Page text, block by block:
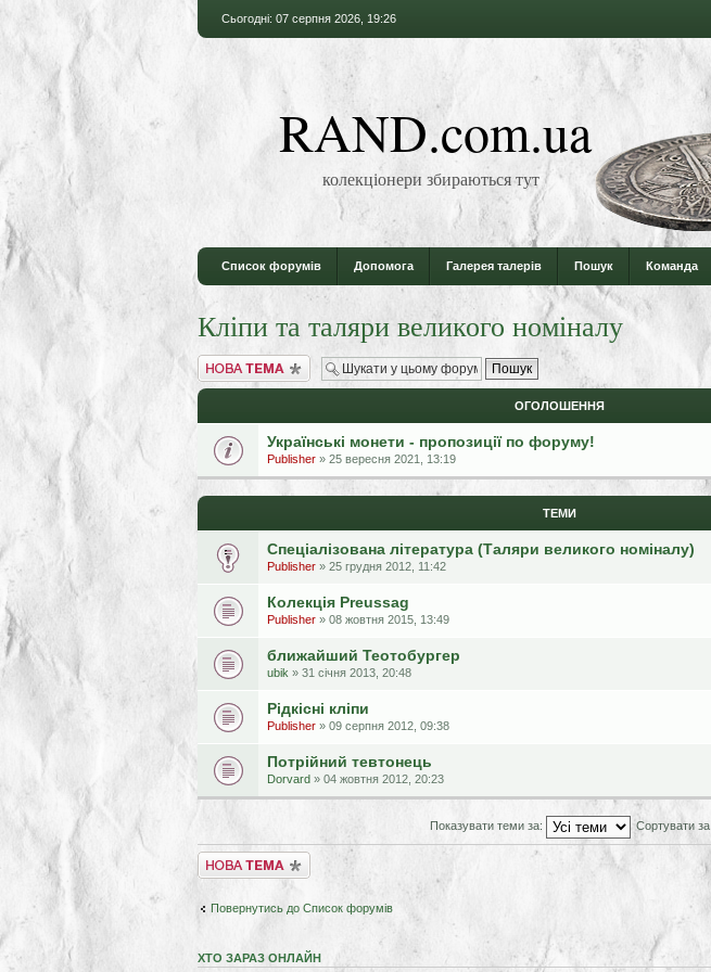
Сьогодні: 07 серпня 2026, 19:26
RAND.com.ua
колекціонери збираються тут
Список форумів Допомога Галерея талерів Пошук Команда
Кліпи та таляри великого номіналу
Створити нову тему
ОГОЛОШЕННЯ
Українські монети - пропозиції по форуму!
Publisher » 25 вересня 2021, 13:19
ТЕМИ
Спеціалізована література (Таляри великого номіналу)
Publisher » 25 грудня 2012, 11:42
Колекція Preussag
Publisher » 08 жовтня 2015, 13:49
ближайший Теотобургер
ubik » 31 січня 2013, 20:48
Рідкісні кліпи
Publisher » 09 серпня 2012, 09:38
Потрійний тевтонець
Dorvard » 04 жовтня 2012, 20:23
Показувати теми за: Сортувати за
Створити нову тему
Повернутись до Список форумів
ХТО ЗАРАЗ ОНЛАЙН